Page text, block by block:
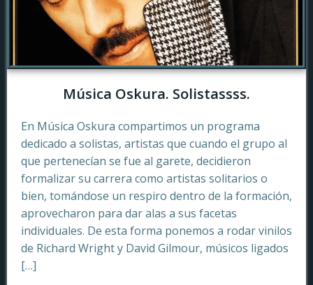
Música Oskura. Solistassss.
En Música Oskura compartimos un programa
dedicado a solistas, artistas que cuando el grupo al
que pertenecían se fue al garete, decidieron
formalizar su carrera como artistas solitarios o
bien, tomándose un respiro dentro de la formación,
aprovecharon para dar alas a sus facetas
individuales. De esta forma ponemos a rodar vinilos
de Richard Wright y David Gilmour, músicos ligados
[…]